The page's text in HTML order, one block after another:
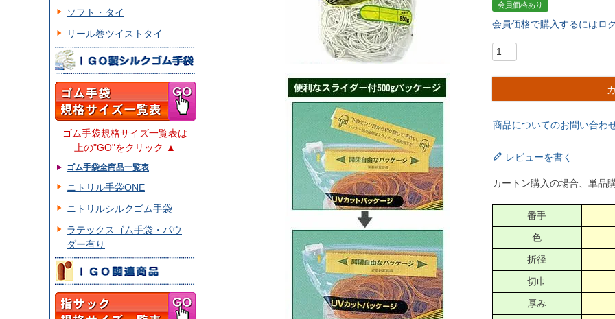
ソフト・タイ
リール巻ツイストタイ
ゴム手袋規格サイズ一覧表は
上の"GO"をクリック ▲
ゴム手袋全商品一覧表
ニトリル手袋ONE
ニトリルシルクゴム手袋
ラテックスゴム手袋・パウ
ダー有り
会員価格あり
会員価格で購入するにはロ
商品についてのお問い合わ
レビューを書く
カートン購入の場合、単品
番手
色
折径
切巾
厚み